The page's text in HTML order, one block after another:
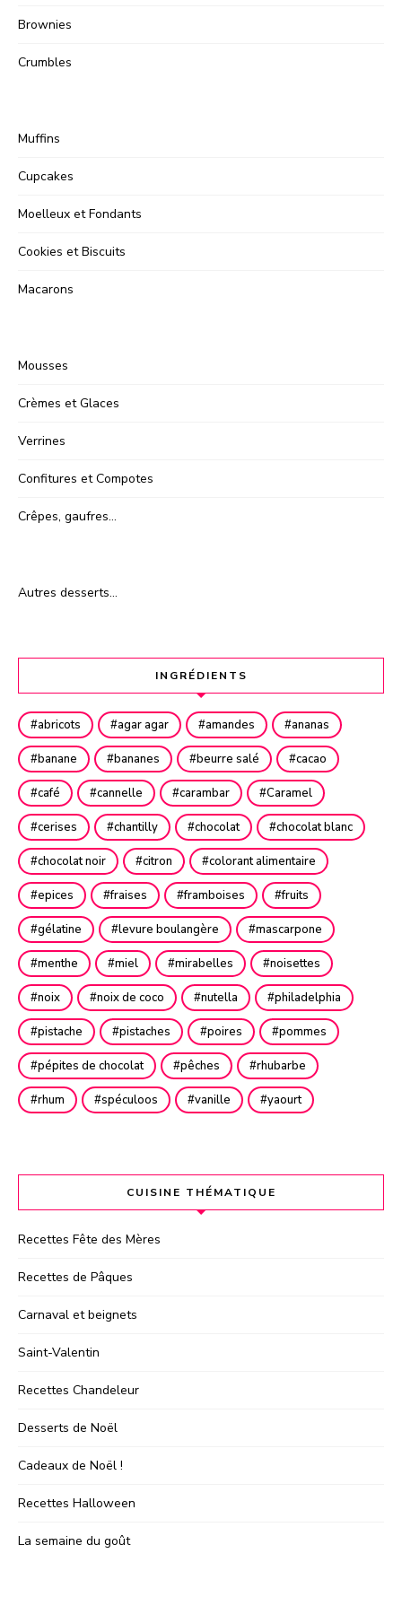
Brownies
Crumbles
Muffins
Cupcakes
Moelleux et Fondants
Cookies et Biscuits
Macarons
Mousses
Crèmes et Glaces
Verrines
Confitures et Compotes
Crêpes, gaufres…
Autres desserts…
INGRÉDIENTS
abricots agar agar amandes ananas
banane bananes beurre salé cacao
café cannelle carambar Caramel
cerises chantilly chocolat chocolat blanc
chocolat noir citron colorant alimentaire
epices fraises framboises fruits
gélatine levure boulangère mascarpone
menthe miel mirabelles noisettes
noix noix de coco nutella philadelphia
pistache pistaches poires pommes
pépites de chocolat pêches rhubarbe
rhum spéculoos vanille yaourt
CUISINE THÉMATIQUE
Recettes Fête des Mères
Recettes de Pâques
Carnaval et beignets
Saint-Valentin
Recettes Chandeleur
Desserts de Noël
Cadeaux de Noël !
Recettes Halloween
La semaine du goût